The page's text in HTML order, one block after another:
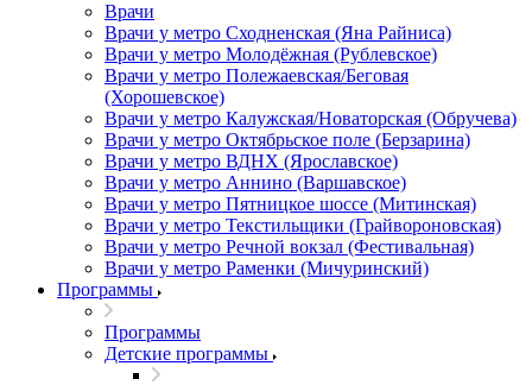
Врачи
Врачи у метро Сходненская (Яна Райниса)
Врачи у метро Молодёжная (Рублевское)
Врачи у метро Полежаевская/Беговая
(Хорошевское)
Врачи у метро Калужская/Новаторская (Обручева)
Врачи у метро Октябрьское поле (Берзарина)
Врачи у метро ВДНХ (Ярославское)
Врачи у метро Аннино (Варшавское)
Врачи у метро Пятницкое шоссе (Митинская)
Врачи у метро Текстильщики (Грайвороновская)
Врачи у метро Речной вокзал (Фестивальная)
Врачи у метро Раменки (Мичуринский)
Программы
Программы
Детские программы